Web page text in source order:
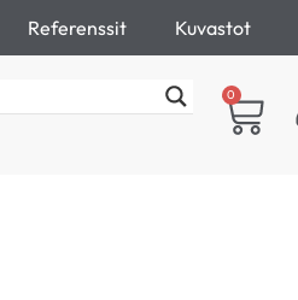
Referenssit Kuvastot
0